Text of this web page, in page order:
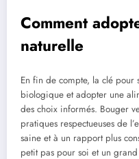
Comment
naturelle
En fin de compte, la clé pour
biologique et adopter une
des choix informés. Bouger
pratiques respectueuses de
saine et à un rapport plus
petit pas pour soi et un